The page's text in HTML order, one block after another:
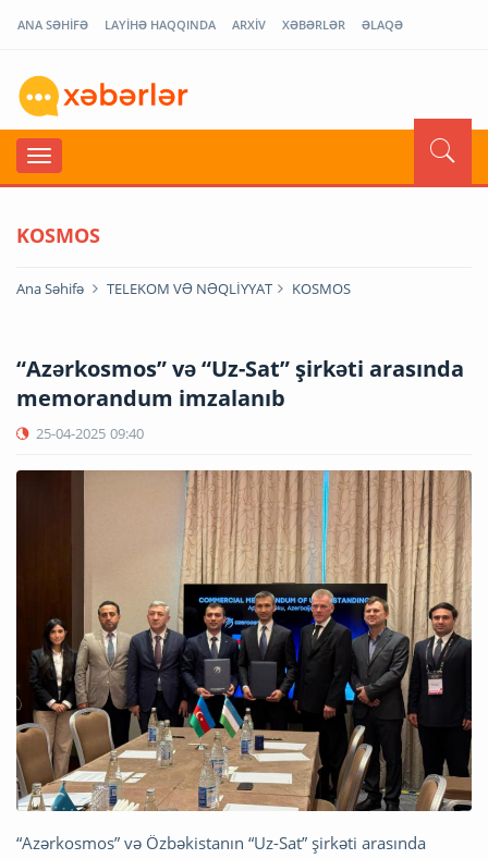
ANA SƏHİFƏ LAYİHƏ HAQQINDA ARXİV XƏBƏRLƏR ƏLAQƏ
KOSMOS
Ana Səhifə TELEKOM VƏ NƏQLİYYAT KOSMOS
“Azərkosmos” və “Uz-Sat” şirkəti arasında
memorandum imzalanıb
25-04-2025 09:40
“Azərkosmos” və Özbəkistanın “Uz-Sat” şirkəti arasında